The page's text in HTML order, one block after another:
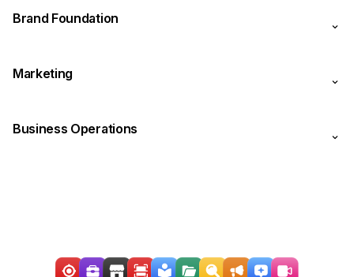
Brand Foundation
Marketing
Business Operations